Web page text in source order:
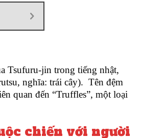
Tsufuru-jin trong tiếng nhật,
nghĩa: trái cây). Tên đệm
quan đến “Truffles”, một loại
chiến với người